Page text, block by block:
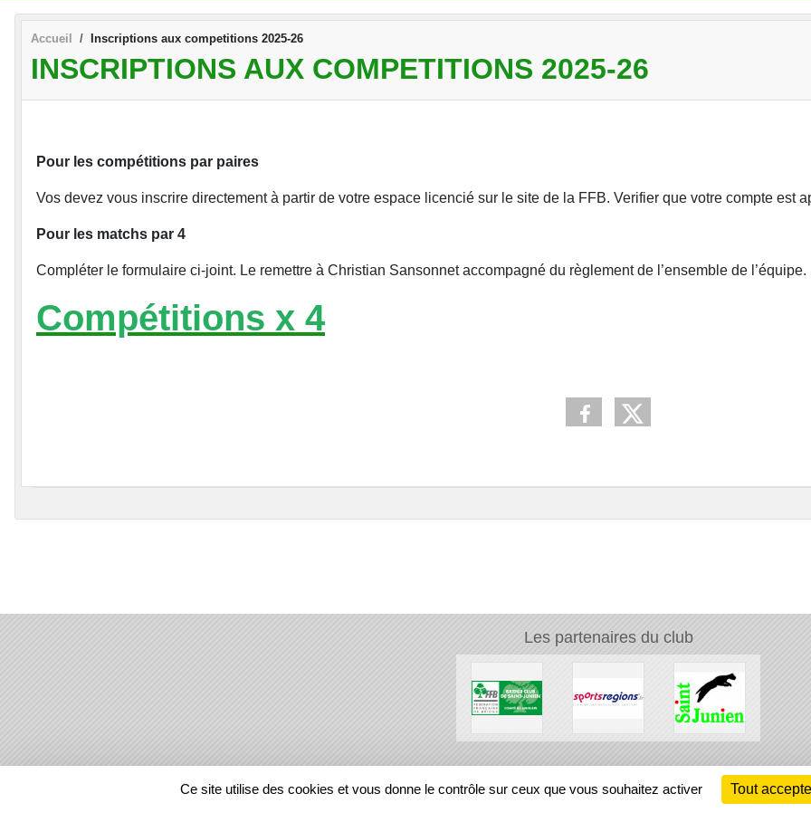
Accueil Inscriptions aux competitions 2025-26
INSCRIPTIONS AUX COMPETITIONS 2025-26
Pour les compétitions par paires
Vos devez vous inscrire directement à partir de votre espace licencié sur le site de la FFB. Verifier que votre compte est
Pour les matchs par 4
Compléter le formulaire ci-joint. Le remettre à Christian Sansonnet accompagné du règlement de l’ensemble de l’équipe.
Compétitions x 4
Les partenaires du club
REGIONS
Ce site utilise des cookies et vous donne le contrôle sur ceux que vous souhaitez activer Tout